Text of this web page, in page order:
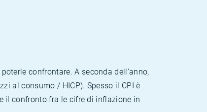
confrontare. A seconda dell'anno,
al consumo / HICP). Spesso il CPI è
il confronto fra le cifre di inflazione in